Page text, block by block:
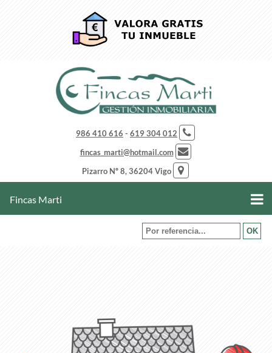
986 410 616 - 619 304 012
fincas_marti@hotmail.com
Pizarro Nº 8, 36204 Vigo
Fincas Marti